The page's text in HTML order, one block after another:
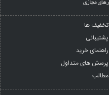
تخفیف ها
پشتیبانی
راهنمای خرید
پرسش های متداول
مطالب